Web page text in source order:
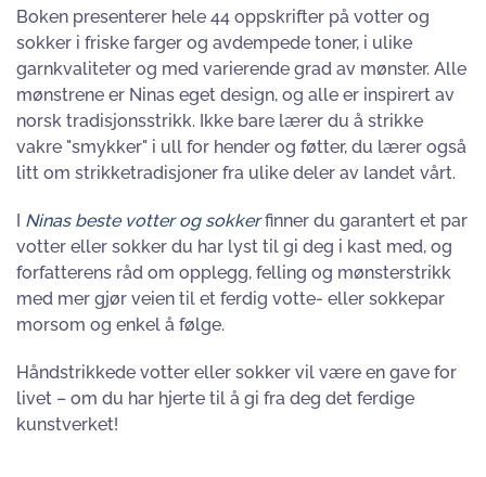
Boken presenterer hele 44 oppskrifter på votter og
sokker i friske farger og avdempede toner, i ulike
garnkvaliteter og med varierende grad av mønster. Alle
mønstrene er Ninas eget design, og alle er inspirert av
norsk tradisjonsstrikk. Ikke bare lærer du å strikke
vakre "smykker" i ull for hender og føtter, du lærer også
litt om strikketradisjoner fra ulike deler av landet vårt.
I Ninas beste votter og sokkerfinner du garantert et par
votter eller sokker du har lyst til gi deg i kast med, og
forfatterens råd om opplegg, felling og mønsterstrikk
med mer gjør veien til et ferdig votte- eller sokkepar
morsom og enkel å følge.
Håndstrikkede votter eller sokker vil være en gave for
livet – om du har hjerte til å gi fra deg det ferdige
kunstverket!